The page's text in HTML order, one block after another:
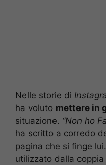
Nelle storie di
ha voluto mettere in
situazione. “Non ho
ha scritto a corredo
pagina che si finge lui.
utilizzato dalla